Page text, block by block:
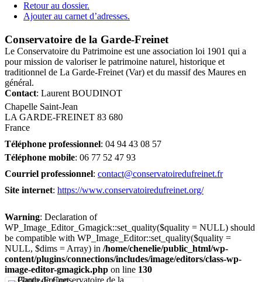
Retour au dossier.
Ajouter au carnet d’adresses.
Conservatoire de la Garde-Freinet
Le Conservatoire du Patrimoine est une association loi 1901 qui a
pour mission de valoriser le patrimoine naturel, historique et
traditionnel de La Garde-Freinet (Var) et du massif des Maures en
général.
Contact: Laurent BOUDINOT
Chapelle Saint-Jean
LA GARDE-FREINET 83 680
France
Téléphone professionnel: 04 94 43 08 57
Téléphone mobile: 06 77 52 47 93
Courriel professionnel: contact@conservatoiredufreinet.fr
Site internet: https://www.conservatoiredufreinet.org/
Warning: Declaration of
WP_Image_Editor_Gmagick::set_quality($quality = NULL) should
be compatible with WP_Image_Editor::set_quality($quality =
NULL, $dims = Array) in /home/chenelie/public_html/wp-
content/plugins/connections/includes/image/editors/class-wp-
image-editor-gmagick.php on line 130